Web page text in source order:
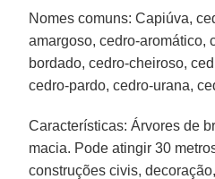
Nomes comuns: Capiúva,
amargoso, cedro-aromático,
bordado, cedro-cheiroso,
cedro-pardo, cedro-urana,
Características: Árvores de
macia. Pode atingir 30
construções civis,